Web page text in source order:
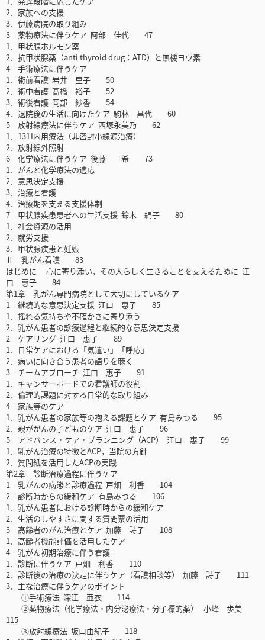
2．家族への支援
3．伊藤病院の取り組み
3 薬物療法に伴うケア 阿部 佳代 47
1．甲状腺ホルモン薬
2．抗甲状腺薬（anti thyroid drug：ATD）と無機ヨウ素
4 手術療法に伴うケア
1．術前看護 岩井 里子 50
2．術中看護 髙橋 裕子 52
3．術後看護 岡部 紗香 54
4．退院後の生活に向けたケア 駒林 昌代 60
5 放射線療法に伴うケア 西塚永美乃 62
1．131 I内用療法（非密封小線源治療）
2．放射線外照射
6 化学療法に伴うケア 後藤 希 73
1．がんと化学療法の適応
2．意思決定支援
3．治療と看護
4．治療期を支える支援体制
7 甲状腺疾患患者への生活支援 鈴木 絹子 80
1．社会資源の活用
2．就労支援
3．甲状腺疾患と妊娠
Ⅱ 乳がん看護 83
はじめに 心に寄り添い，その人らしく生きることを支えるために 江
口 惠子 84
第1章 乳がん専門病院として大切にしているケア
1 継続的な意思決定支援 江口 惠子 85
1．揺れる気持ちや不確かさに寄り添う
2．乳がん患者の診療過程と継続的な意思決定支援
2 ケアリング 江口 惠子 89
1．日常ケアにおける「気遣い」「呼応」
2．病いに向き合う患者の語りを聴く
3 チームアプローチ 江口 惠子 91
1．キャンサーボードでの看護師の役割
2．倫理的課題に対する日常的な取り組み
4 家族等のケア
1．乳がん患者の家族等の抱える課題とケア 有島みつる 95
2．親ががんの子どものケア 江口 惠子 96
5 アドバンス・ケア・プランニング（ACP） 江口 惠子 99
1．乳がん治療の特徴とACP，当院の方針
2．質問紙を活用したACPの実践
第2章 診断治療過程に伴うケア
1 乳がんの病態と診療過程 戸畑 利香 104
2 診断時からの緩和ケア 有島みつる 106
1．乳がん患者における診断時からの緩和ケア
2．生活のしやすさに関する質問票の活用
3 高齢者のがん治療とケア 加藤 詩子 108
1．高齢者機能評価を活用したケア
4 乳がん初期治療に伴う看護
1．診断に伴うケア 戸畑 利香 110
2．診断後の治療の決定に伴うケア（看護相談等） 加藤 詩子 111
3．主な治療に伴うケアのポイント
①手術療法 深江 亜衣 114
②薬物療法（化学療法・内分泌療法・分子標的薬） 小峰 歩美
115
③放射線療法 坂口由紀子 118